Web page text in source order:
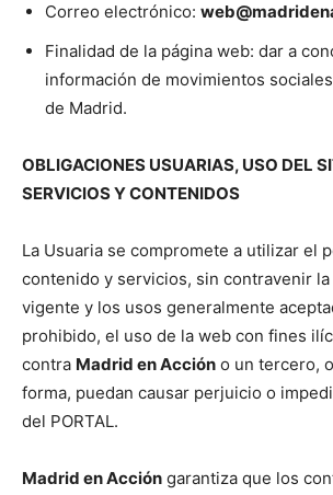
Correo electrónico:
Finalidad de la página web: dar a
información de movimientos
de Madrid.
OBLIGACIONES USUARIAS, USO DEL
SERVICIOS Y CONTENIDOS
La Usuaria se compromete a utilizar el
contenido y servicios, sin contravenir
vigente y los usos generalmente
prohibido, el uso de la web con fines
contra Madrid en Acción o un tercero,
forma, puedan causar perjuicio o
del PORTAL.
Madrid en Acción garantiza que los